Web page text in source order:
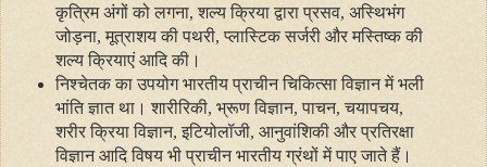
कृत्रिम अंगों को लगना,शल्‍य क्रिया द्वारा प्रसव, अस्थिभंग
जोड़ना,मूत्राशय की पथरी,प्‍लास्टिक सर्जरी और मस्तिष्‍क की
शल्‍य क्रियाएं आदि की।
निश्‍चेतक का उपयोग भारतीय प्राचीन चिकित्‍सा विज्ञान में भली
भांति ज्ञात था। शारीरिकी, भ्रूण विज्ञान,पाचन,चयापचय,
शरीर क्रिया विज्ञान,इटियोलॉजी, आनुवांशिकी और प्रतिरक्षा
विज्ञान आदि विषय भी प्राचीन भारतीय ग्रंथों में पाए जाते हैं।